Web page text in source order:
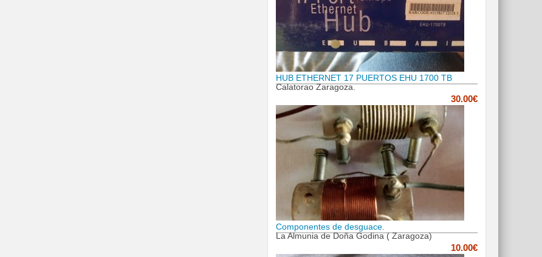
HUB ETHERNET 17 PUERTOS EHU 1700 TB
Calatorao Zaragoza.
30.00€
Componentes de desguace.
La Almunia de Doña Godina ( Zaragoza)
10.00€